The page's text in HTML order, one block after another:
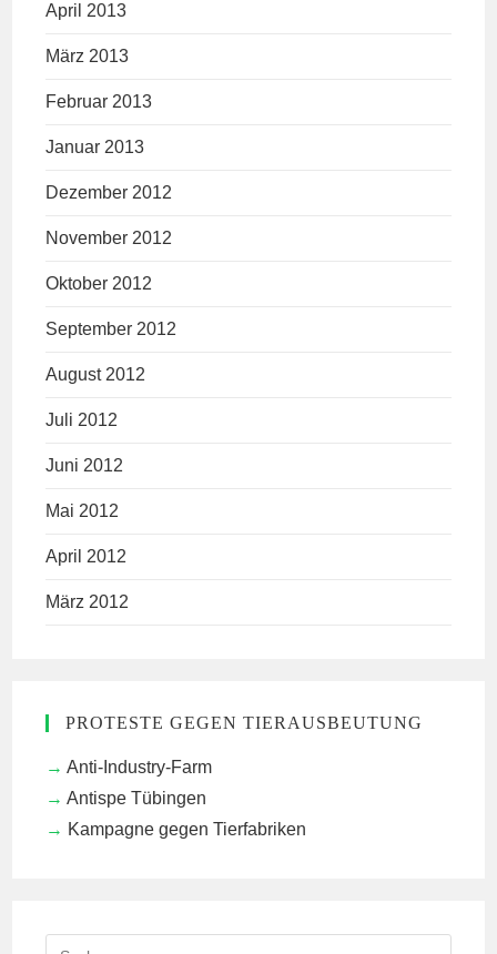
April 2013
März 2013
Februar 2013
Januar 2013
Dezember 2012
November 2012
Oktober 2012
September 2012
August 2012
Juli 2012
Juni 2012
Mai 2012
April 2012
März 2012
PROTESTE GEGEN TIERAUSBEUTUNG
Anti-Industry-Farm
Antispe Tübingen
Kampagne gegen Tierfabriken
Search